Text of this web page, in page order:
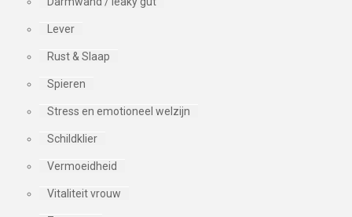
Lever
Rust & Slaap
Spieren
Stress en emotioneel welzijn
Schildklier
Vermoeidheid
Vitaliteit vrouw